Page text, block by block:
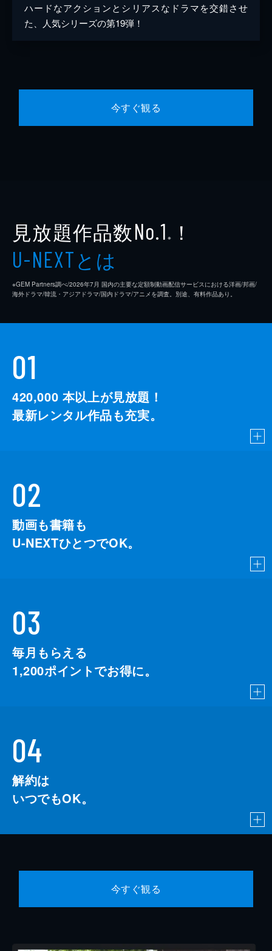
ハードなアクションとシリアスなドラマを交錯させ
た、人気シリーズの第19弾！
今すぐ観る
見放題作品数No.1 ※ ！
U-NEXTとは
※GEM Partners調べ/2026年7⽉ 国内の主要な定額制動画配信サービスにおける洋画/邦画/
海外ドラマ/韓流・アジアドラマ/国内ドラマ/アニメを調査。別途、有料作品あり。
01
420,000 本以上が見放題！
最新レンタル作品も充実。
02
動画も書籍も
U-NEXTひとつでOK。
03
毎月もらえる
1,200ポイントでお得に。
04
解約は
いつでもOK。
今すぐ観る